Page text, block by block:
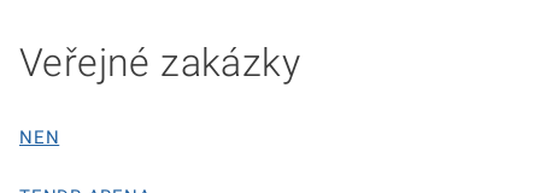
Veřejné zakázky
NEN